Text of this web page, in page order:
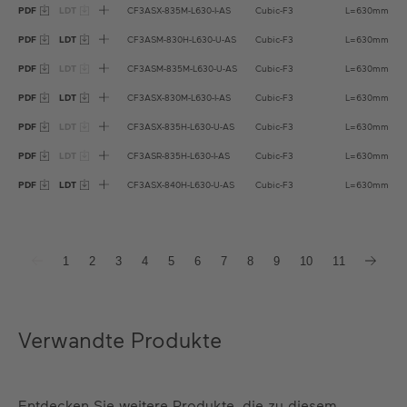
PDF LDT CF3ASX-835M-L630-I-AS Cubic-F3 L=630mm
PDF LDT CF3ASM-830H-L630-U-AS Cubic-F3 L=630mm
PDF LDT CF3ASM-835M-L630-U-AS Cubic-F3 L=630mm
PDF LDT CF3ASX-830M-L630-I-AS Cubic-F3 L=630mm
PDF LDT CF3ASX-835H-L630-U-AS Cubic-F3 L=630mm
PDF LDT CF3ASR-835H-L630-I-AS Cubic-F3 L=630mm
PDF LDT CF3ASX-840H-L630-U-AS Cubic-F3 L=630mm
1 2 3 4 5 6 7 8 9 10 11
Verwandte Produkte